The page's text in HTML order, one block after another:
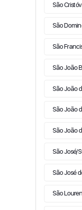
São
São
São
São João
São João
São João
São João
São José/
São José
São